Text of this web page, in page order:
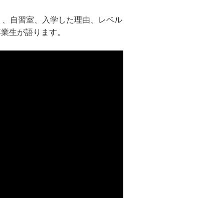
自習室、入学した理由、レベル
生が語ります。